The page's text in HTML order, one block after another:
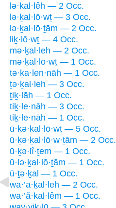
lə·ḵal·lêh — 2 Occ.
lə·ḵal·lō·wṯ — 3 Occ.
lə·ḵal·lō·ṯām — 2 Occ.
liḵ·lō·wṯ — 4 Occ.
mə·ḵal·leh — 2 Occ.
mə·ḵal·lō·wṯ — 1 Occ.
tə·ḵa·len·nāh — 1 Occ.
ṯə·ḵal·leh — 3 Occ.
ṯiḵ·lāh — 1 Occ.
tiḵ·le·nāh — 3 Occ.
tiḵ·le·nāh — 1 Occ.
ū·ḵə·ḵal·lō·wṯ — 5 Occ.
ū·ḵə·ḵal·lō·w·ṯām — 2 Occ.
ū·ḵə·lî·ṯem — 1 Occ.
ū·lə·ḵal·lō·ṯām — 1 Occ.
ū·ṯə·ḵal — 1 Occ.
wa·’a·ḵal·leh — 2 Occ.
wa·’ă·ḵal·lêm — 1 Occ.